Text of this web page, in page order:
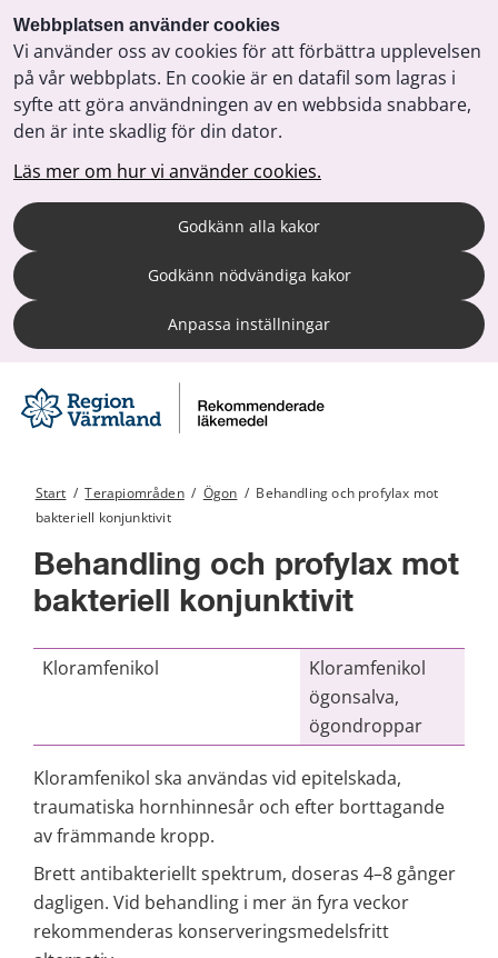
Webbplatsen använder cookies
Vi använder oss av cookies för att förbättra upplevelsen
på vår webbplats. En cookie är en datafil som lagras i
syfte att göra användningen av en webbsida snabbare,
den är inte skadlig för din dator.
Läs mer om hur vi använder cookies.
Godkänn alla kakor
Godkänn nödvändiga kakor
Anpassa inställningar
Start / Terapiområden / Ögon / Behandling och profylax mot
bakteriell konjunktivit
Behandling och profylax mot
bakteriell konjunktivit
Kloramfenikol
Kloramfenikol
ögonsalva,
ögondroppar
Kloramfenikol ska användas vid epitelskada,
traumatiska hornhinnesår och efter borttagande
av främmande kropp.
Brett antibakteriellt spektrum, doseras 4–8 gånger
dagligen. Vid behandling i mer än fyra veckor
rekommenderas konserveringsmedelsfritt